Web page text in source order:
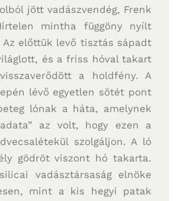
jött vadászvendég, Frenk
mintha függöny nyílt
Az előttük levő tisztás sápadt
és a friss hóval takart
a holdfény. A
lévő egyetlen sötét pont
lónak a háta, amelynek
az volt, hogy ezen a
szolgáljon. A ló
gödröt viszont hó takarta.
vadásztársaság elnöke
mint a kis hegyi patak